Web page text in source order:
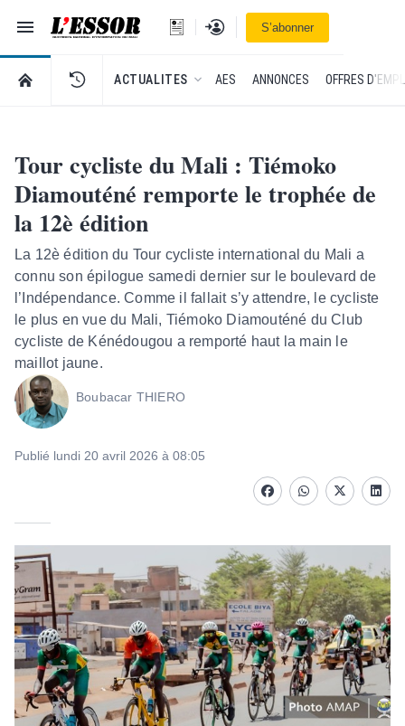
Navigation
L'Essor - retour à la une
Se connecterS’abonner
RETOUR À LA PAGE D’ACCUEIL DE L'ESSOR
ACTUALITES AES ANNONCES OFFRES
Tour cycliste du Mali : Tiémoko
Diamouténé remporte le trophée de
la 12è édition
La 12è édition du Tour cycliste international du Mali a
connu son épilogue samedi dernier sur le boulevard de
l’Indépendance. Comme il fallait s’y attendre, le cycliste
le plus en vue du Mali, Tiémoko Diamouténé du Club
cycliste de Kénédougou a remporté haut la main le
maillot jaune.
Boubacar THIERO
Publié lundi 20 avril 2026 à 08:05
FacebookwhatsappTwitter